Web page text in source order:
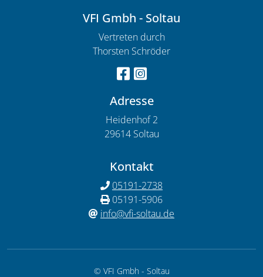
VFI Gmbh - Soltau
Vertreten durch
Thorsten Schröder
Adresse
Heidenhof 2
29614 Soltau
Kontakt
05191-2738
05191-5906
info@vfi-soltau.de
© VFI Gmbh - Soltau